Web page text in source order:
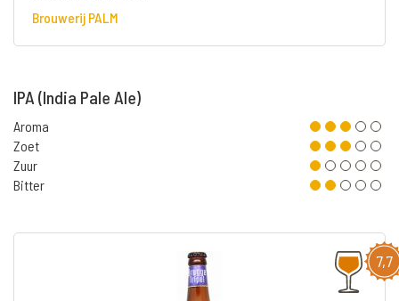
Brouwerij PALM
IPA (India Pale Ale)
Aroma
Zoet
Zuur
Bitter
7,7